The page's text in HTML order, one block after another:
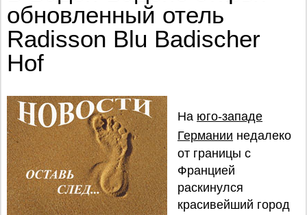
обновленный отель
Radisson Blu Badischer
Hof
На юго-западе
Германии недалеко
от границы с
Францией
раскинулся
красивейший город